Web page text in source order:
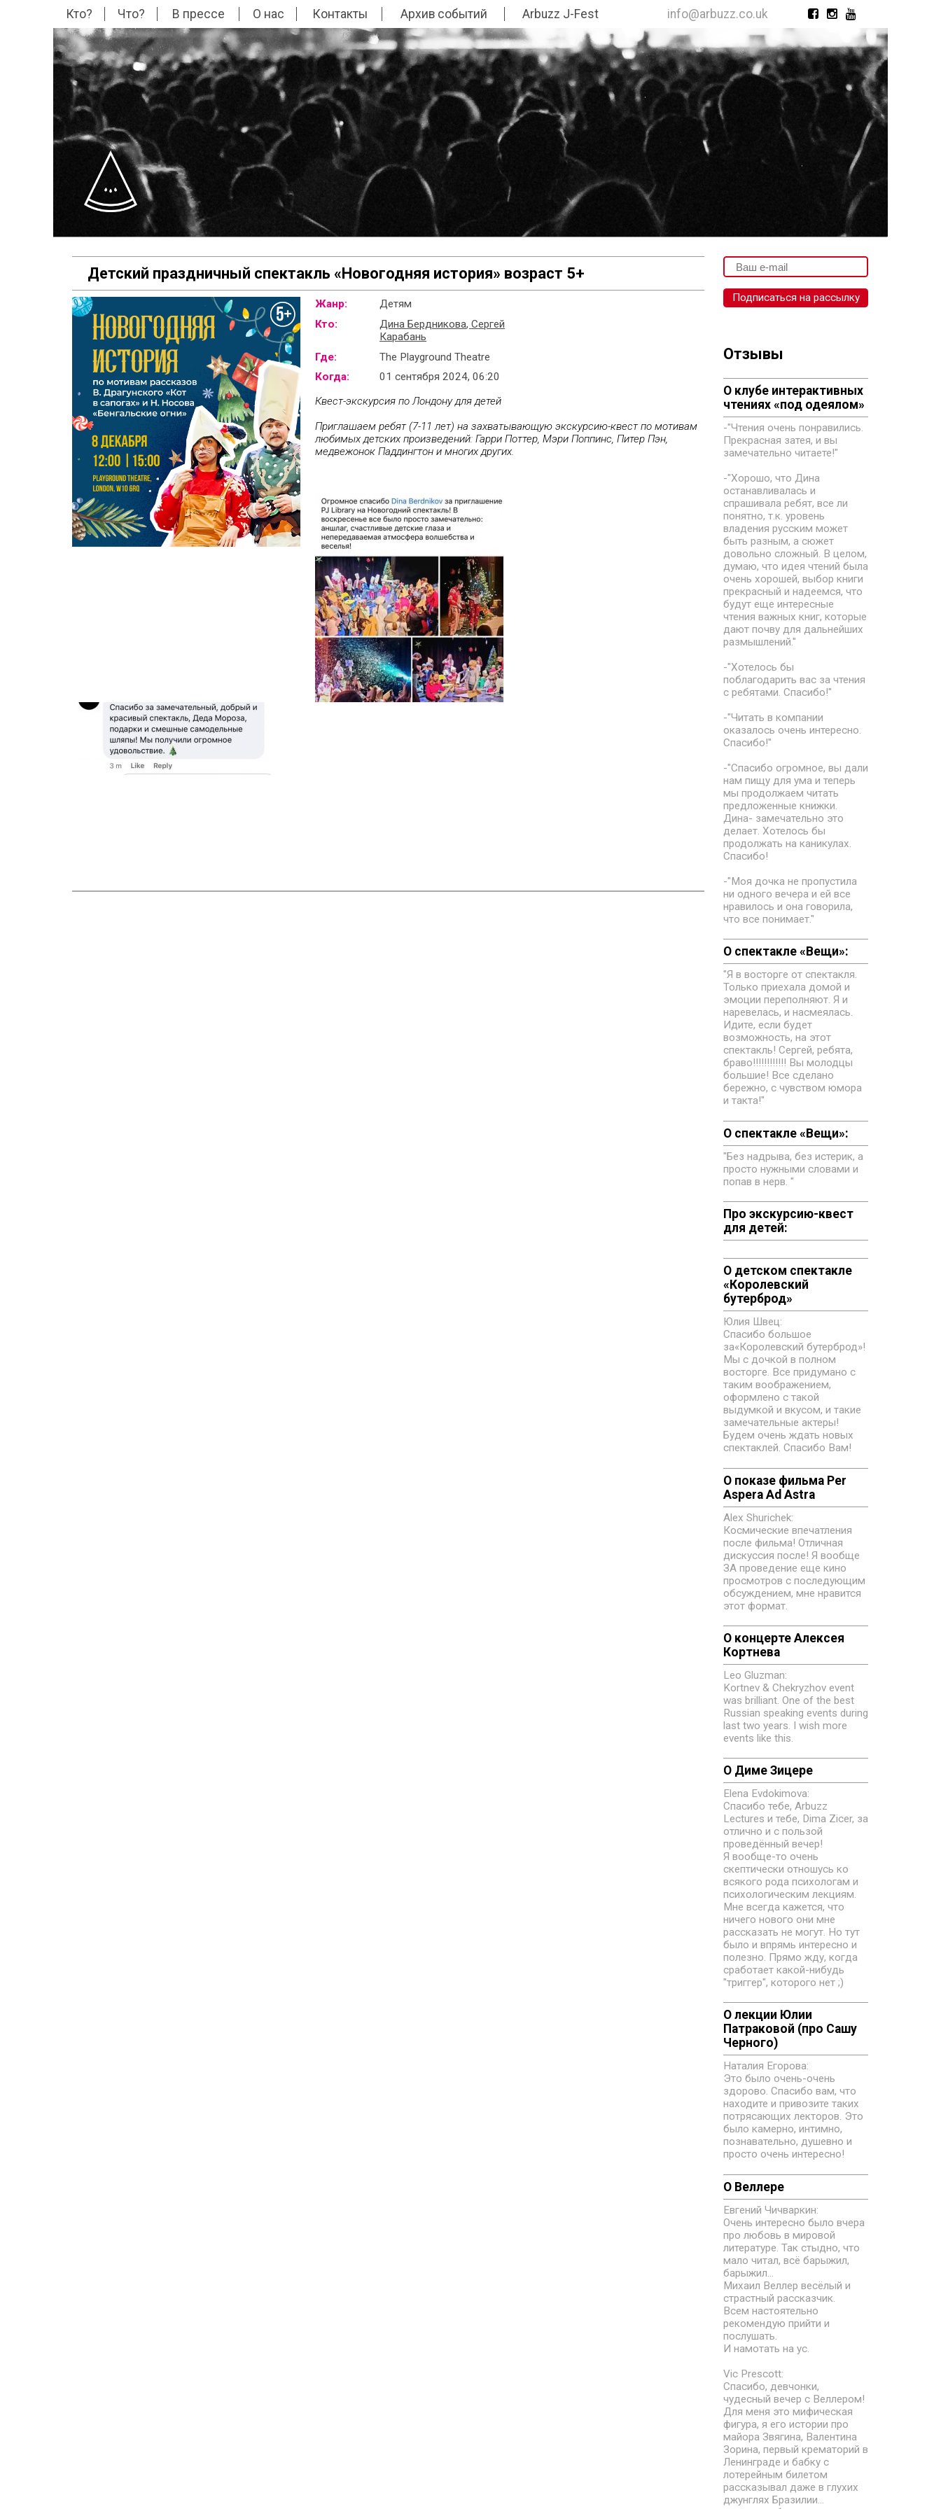
Кто? Что? В прессе О нас Контакты Архив событий Arbuzz J-Fest info@arbuzz.co.uk
Детский праздничный спектакль «Новогодняя история» возраст 5+
Жанр:
Детям
Кто:
Дина Бердникова,Сергей
Карабань
Где:
The Playground Theatre
Когда:
01 сентября 2024, 06:20
Квест-экскурсия по Лондону для детей
Приглашаем ребят (7-11 лет) на захватывающую экскурсию-квест по мотивам
любимых детских произведений: Гарри Поттер, Мэри Поппинс, Питер Пэн,
медвежонок Паддингтон и многих других.
Отзывы
О клубе интерактивных
чтениях «под одеялом»
-"Чтения очень понравились.
Прекрасная затея, и вы
замечательно читаете!"
-"Хорошо, что Дина
останавливалась и
спрашивала ребят, все ли
понятно, т.к. уровень
владения русским может
быть разным, а сюжет
довольно сложный. В целом,
думаю, что идея чтений была
очень хорошей, выбор книги
прекрасный и надеемся, что
будут еще интересные
чтения важных книг, которые
дают почву для дальнейших
размышлений."
-"Хотелось бы
поблагодарить вас за чтения
с ребятами. Спасибо!"
-"Читать в компании
оказалось очень интересно.
Спасибо!"
-"Спасибо огромное, вы дали
нам пищу для ума и теперь
мы продолжаем читать
предложенные книжки.
Дина- замечательно это
делает. Хотелось бы
продолжать на каникулах.
Спасибо!
-"Моя дочка не пропустила
ни одного вечера и ей все
нравилось и она говорила,
что все понимает."
О спектакле «Вещи»:
"Я в восторге от спектакля.
Только приехала домой и
эмоции переполняют. Я и
наревелась, и насмеялась.
Идите, если будет
возможность, на этот
спектакль! Сергей, ребята,
браво!!!!!!!!!!!! Вы молодцы
большие! Все сделано
бережно, с чувством юмора
и такта!"
О спектакле «Вещи»:
"Без надрыва, без истерик, а
просто нужными словами и
попав в нерв. "
Про экскурсию-квест
для детей:
О детском спектакле
«‎Королевский
бутерброд»
Юлия Швец:
Спасибо большое
за«‎Королевский бутерброд»!
Мы с дочкой в полном
восторге. Все придумано с
таким воображением,
оформлено с такой
выдумкой и вкусом, и такие
замечательные актеры!
Будем очень ждать новых
спектаклей. Спасибо Вам!
О показе фильма Per
Aspera Ad Astra
Alex Shurichek:
Космические впечатления
после фильма! Отличная
дискуссия после! Я вообще
ЗА проведение еще кино
просмотров с последующим
обсуждением, мне нравится
этот формат.
О концерте Алексея
Кортнева
Leo Gluzman:
Kortnev & Chekryzhov event
was brilliant. One of the best
Russian speaking events during
last two years. I wish more
events like this.
О Диме Зицере
Elena Evdokimovа:
Спасибо тебе, Arbuzz
Lectures и тебе, Dima Zicer, за
отлично и с пользой
проведённый вечер!
Я вообще-то очень
скептически отношусь ко
всякого рода психологам и
психологическим лекциям.
Мне всегда кажется, что
ничего нового они мне
рассказать не могут. Но тут
было и впрямь интересно и
полезно. Прямо жду, когда
сработает какой-нибудь
"триггер", которого нет ;)
О лекции Юлии
Патраковой (про Сашу
Черного)
Наталия Егорова:
Это было очень-очень
здорово. Спасибо вам, что
находите и привозите таких
потрясающих лекторов. Это
было камерно, интимно,
познавательно, душевно и
просто очень интересно!
О Веллере
Евгений Чичваркин:
Очень интересно было вчера
про любовь в мировой
литературе. Так стыдно, что
мало читал, всё барыжил,
барыжил...
Михаил Веллер весёлый и
страстный рассказчик.
Всем настоятельно
рекомендую прийти и
послушать.
И намотать на ус.
Vic Prescott:
Спасибо, девчонки,
чудесный вечер с Веллером!
Для меня это мифическая
фигура, я его истории про
майора Звягина, Валентина
Зорина, первый крематорий в
Ленинграде и бабку с
лотерейным билетом
рассказывал даже в глухих
джунглях Бразилии...